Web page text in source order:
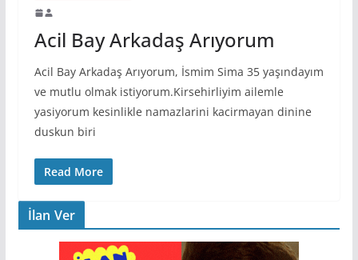
Acil Bay Arkadaş Arıyorum
Acil Bay Arkadaş Arıyorum, İsmim Sima 35 yaşındayım
ve mutlu olmak istiyorum.Kirsehirliyim ailemle
yasiyorum kesinlikle namazlarini kacirmayan dinine
duskun biri
Read More
İlan Ver